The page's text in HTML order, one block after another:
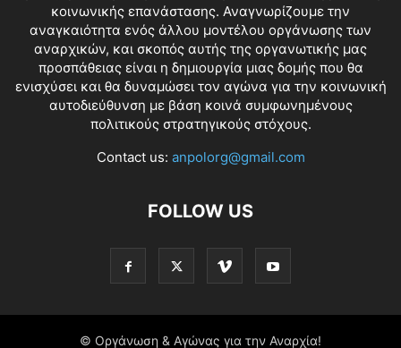
κοινωνικής επανάστασης. Αναγνωρίζουμε την
αναγκαιότητα ενός άλλου μοντέλου οργάνωσης των
αναρχικών, και σκοπός αυτής της οργανωτικής μας
προσπάθειας είναι η δημιουργία μιας δομής που θα
ενισχύσει και θα δυναμώσει τον αγώνα για την κοινωνική
αυτοδιεύθυνση με βάση κοινά συμφωνημένους
πολιτικούς στρατηγικούς στόχους.
Contact us: anpolorg@gmail.com
FOLLOW US
© Οργάνωση & Αγώνας για την Αναρχία!